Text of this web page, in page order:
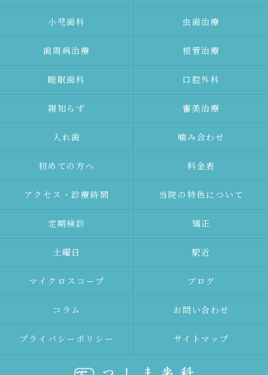
⼩児⻭科 ⾍⻭治療
⻭周病治療 根管治療
睡眠歯科 口腔外科
親知らず 審美治療
⼊れ⻭ 噛み合わせ
初めての⽅へ 料金表
アクセス・診療時間 当院の特色について
定期検診 矯正
土曜日 駅近
マイクロスコープ ブログ
コラム お問い合わせ
プライバシーポリシー サイトマップ